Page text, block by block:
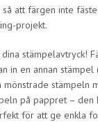
att färgen inte
projekt.
stämpelavtryck!
in en annan stämpel
mönstrade stämpeln
på pappret – den
för att ge enkla